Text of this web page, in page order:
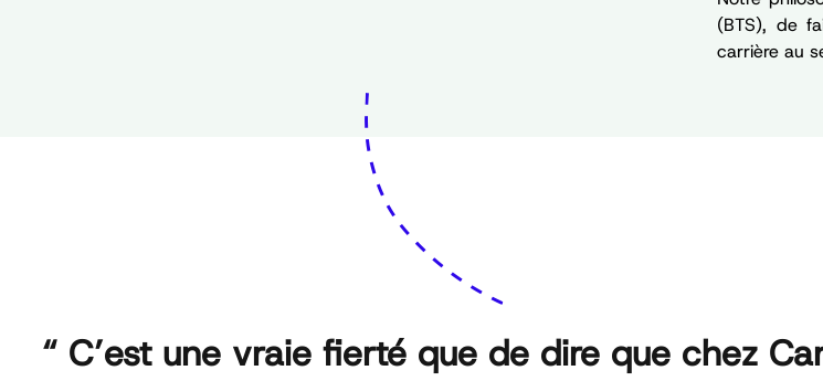
(BTS), de
carrière au
“ C’est une vraie fierté que de dire que chez